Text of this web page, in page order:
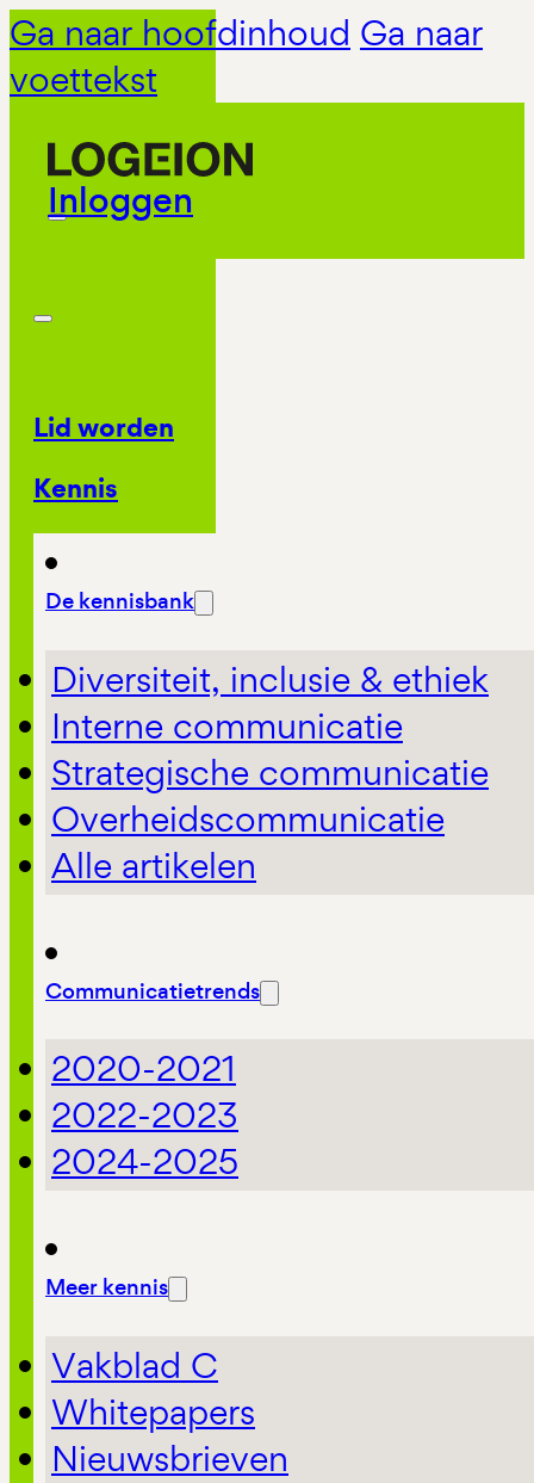
Ga naar hoofdinhoud Ga naar
voettekst
Inloggen
Lid worden
Kennis
De kennisbank
Diversiteit, inclusie & ethiek
Interne communicatie
Strategische communicatie
Overheidscommunicatie
Alle artikelen
Communicatietrends
2020-2021
2022-2023
2024-2025
Meer kennis
Vakblad C
Whitepapers
Nieuwsbrieven